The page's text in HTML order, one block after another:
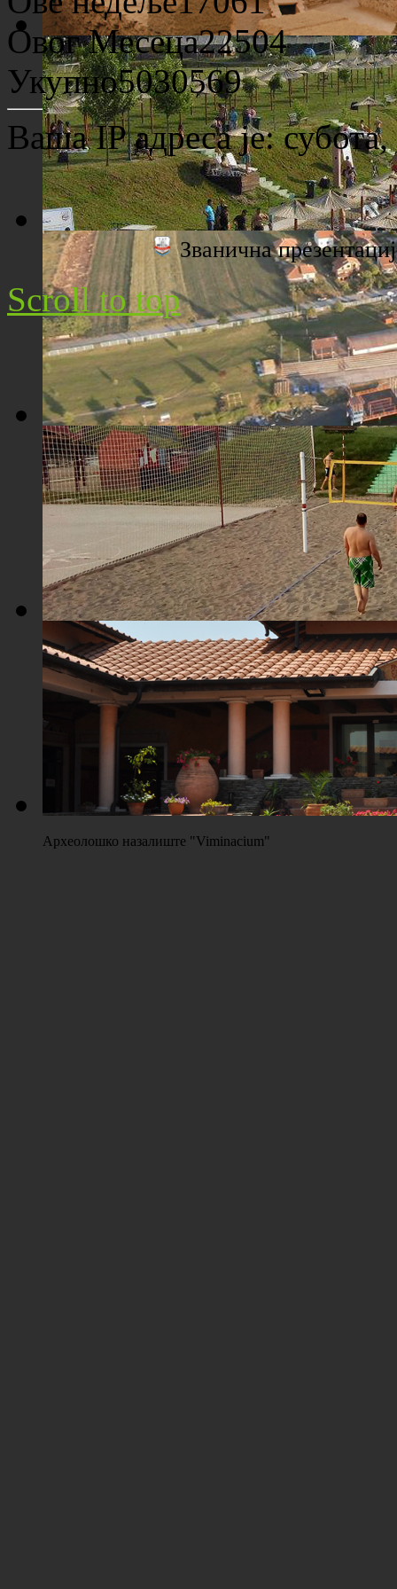
Археолошко налазиште "Viminacium"
Плажа "Топољар" - Поглед са торња
Плажа "Топољар" - Поглед из ваздуха
Плажа "Топољар" - Терени на песку
Археолошко назалиште "Viminacium"
Овог Месеца22504
Укупно5030569
Ваша IP адреса је:
Званична
Scroll to top